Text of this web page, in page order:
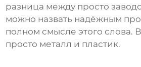
разница между просто
можно назвать надёжным
полном смысле этого слова.
просто металл и пластик.